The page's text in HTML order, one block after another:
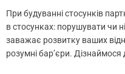
При будуванні стосунків
в стосунках: порушувати чи
заважає розвитку ваших
розумні бар’єри. Дізнаймося